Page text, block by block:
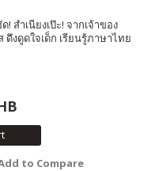
สำเนียงเป๊ะ! จากเจ้าของ
งดูดใจเด็ก เรียนรู้ภาษาไทย
to Compare